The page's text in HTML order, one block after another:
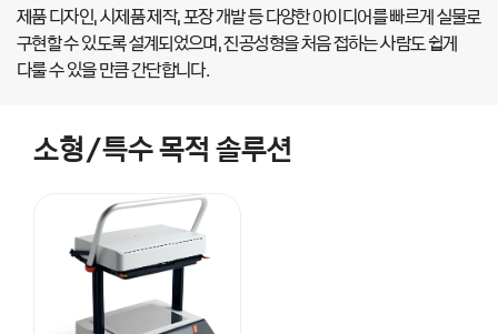
제품 디자인, 시제품 제작, 포장 개발 등 다양한 아이디어를 빠르게 실물로
구현할 수 있도록 설계되었으며, 진공성형을 처음 접하는 사람도 쉽게
다룰 수 있을 만큼 간단합니다.
소형/특수 목적 솔루션